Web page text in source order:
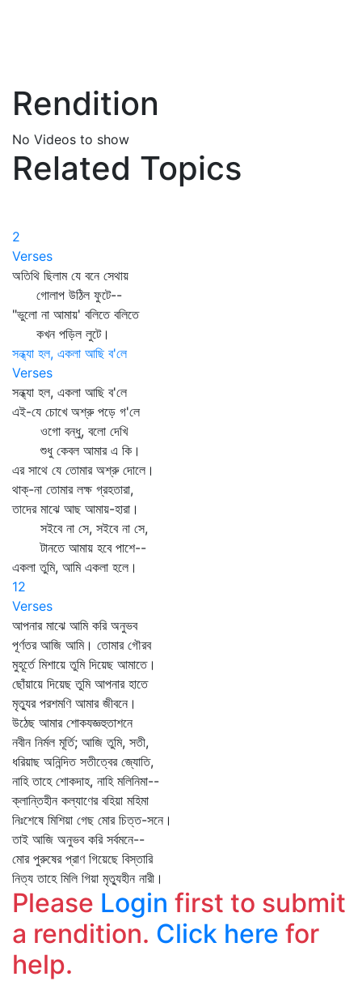
Rendition
No Videos to show
Related Topics
2
Verses
অতিথি ছিলাম যে বনে সেথায়
গোলাপ উঠিল ফুটে--
"ভুলো না আমায়' বলিতে বলিতে
কখন পড়িল লুটে।
সন্ধ্যা হল, একলা আছি ব'লে
Verses
সন্ধ্যা হল, একলা আছি ব'লে
এই-যে চোখে অশ্রু পড়ে গ'লে
ওগো বন্ধু, বলো দেখি
শুধু কেবল আমার এ কি।
এর সাথে যে তোমার অশ্রু দোলে।
থাক্‌-না তোমার লক্ষ গ্রহতারা,
তাদের মাঝে আছ আমায়-হারা।
সইবে না সে, সইবে না সে,
টানতে আমায় হবে পাশে--
একলা তুমি, আমি একলা হলে।
12
Verses
আপনার মাঝে আমি করি অনুভব
পূর্ণতর আজি আমি। তোমার গৌরব
মুহূর্তে মিশায়ে তুমি দিয়েছ আমাতে।
ছোঁয়ায়ে দিয়েছ তুমি আপনার হাতে
মৃত্যুর পরশমণি আমার জীবনে।
উঠেছ আমার শোকযজ্ঞহুতাশনে
নবীন নির্মল মূর্তি; আজি তুমি, সতী,
ধরিয়াছ অনিন্দিত সতীত্বের জ্যোতি,
নাহি তাহে শোকদাহ, নাহি মলিনিমা--
ক্লান্তিহীন কল্যাণের বহিয়া মহিমা
নিঃশেষে মিশিয়া গেছ মোর চিত্ত-সনে।
তাই আজি অনুভব করি সর্বমনে--
মোর পুরুষের প্রাণ গিয়েছে বিস্তারি
নিত্য তাহে মিলি গিয়া মৃত্যুহীন নারী।
Please Login first to submit
a rendition. Click here for
help.